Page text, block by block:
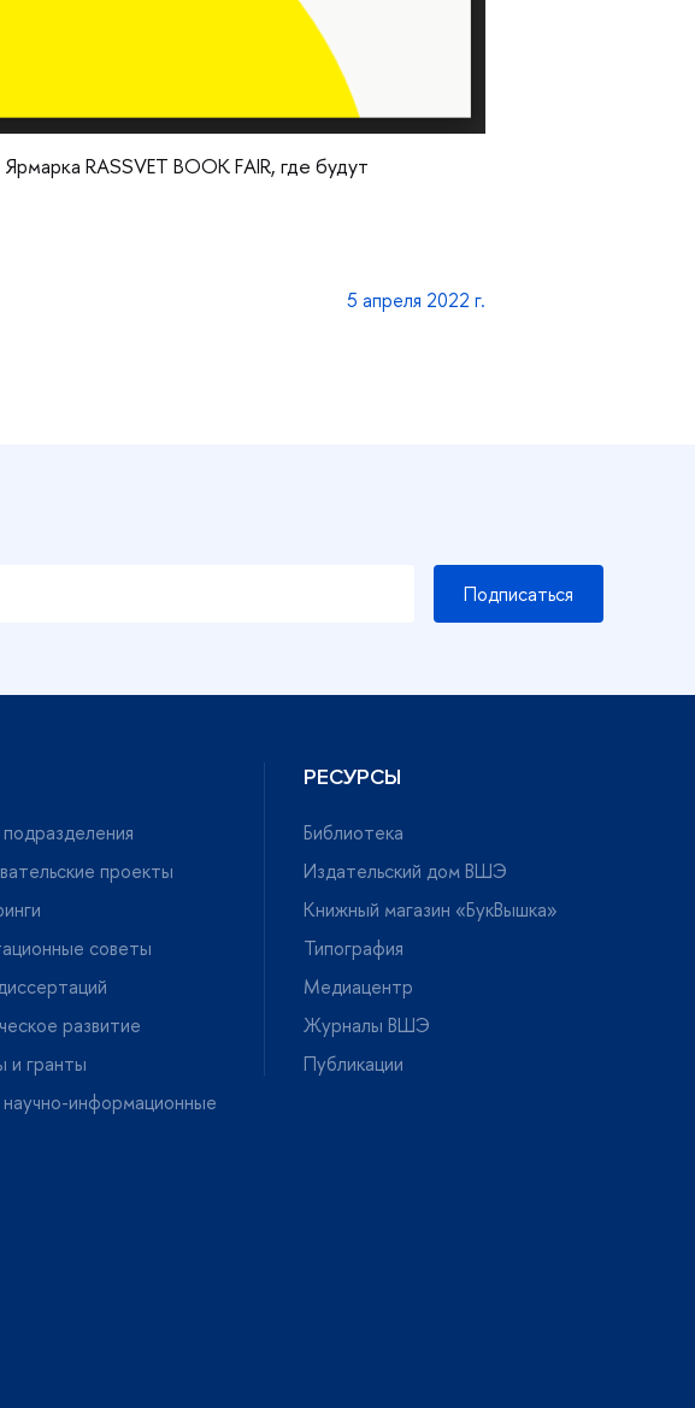
RASSVET BOOK FAIR, где будут
5 апреля 2022 г.
Подписаться
проекты
советы
развитие
и гранты
информационные
РЕСУРСЫ
Библиотека
Издательский дом ВШЭ
Книжный магазин «БукВышка»
Типография
Медиацентр
Журналы ВШЭ
Публикации